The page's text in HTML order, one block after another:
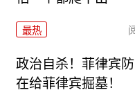
最热
政治自杀！菲律宾
在给菲律宾掘墓！